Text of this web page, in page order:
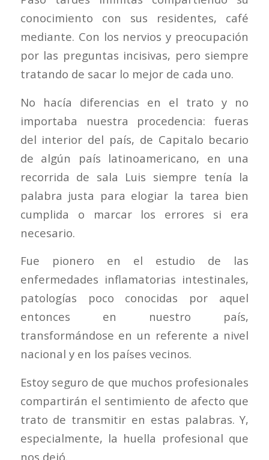
conocimiento con sus residentes, café
mediante. Con los nervios y preocupación
por las preguntas incisivas, pero siempre
tratando de sacar lo mejor de cada uno.
No hacía diferencias en el trato y no
importaba nuestra procedencia: fueras
del interior del país, de Capitalo becario
de algún país latinoamericano, en una
recorrida de sala Luis siempre tenía la
palabra justa para elogiar la tarea bien
cumplida o marcar los errores si era
necesario.
Fue pionero en el estudio de las
enfermedades inflamatorias intestinales,
patologías poco conocidas por aquel
entonces en nuestro país,
transformándose en un referente a nivel
nacional y en los países vecinos.
Estoy seguro de que muchos profesionales
compartirán el sentimiento de afecto que
trato de transmitir en estas palabras. Y,
especialmente, la huella profesional que
nos dejó.